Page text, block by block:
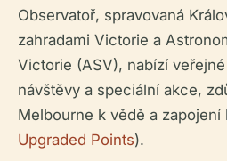
Observatoř, spravovaná
zahradami Victorie a
Victorie (ASV), nabízí
návštěvy a speciální akce,
Melbourne k vědě a zapojení
Upgraded Points).